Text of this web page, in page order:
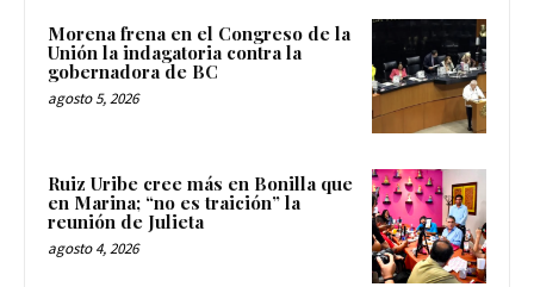
Morena frena en el Congreso de la
Unión la indagatoria contra la
gobernadora de BC
agosto 5, 2026
Ruiz Uribe cree más en Bonilla que
en Marina; “no es traición” la
reunión de Julieta
agosto 4, 2026